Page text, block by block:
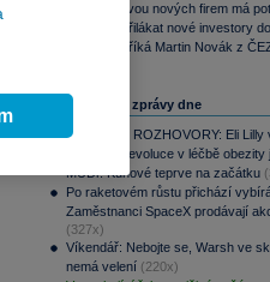
Ocenění dvou nových firem má
pro růst i přilákat nové investory do
dluhopisů, říká Martin Novák z
Nejčtenější zprávy dne
PODCAST ROZHOVORY: Eli Lilly
Nordisk. Revoluce v léčbě obezity
MUDr. Kunové teprve na začátku
Po raketovém růstu přichází
Zaměstnanci SpaceX prodávají
(327x)
Víkendář: Nebojte se, Warsh ve
nemá velení (220x)